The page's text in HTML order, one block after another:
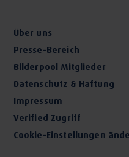
Über uns
Presse-Bereich
Bilderpool Mitglieder
Datenschutz & Haftung
Impressum
Verified Zugriff
Cookie-Einstellungen